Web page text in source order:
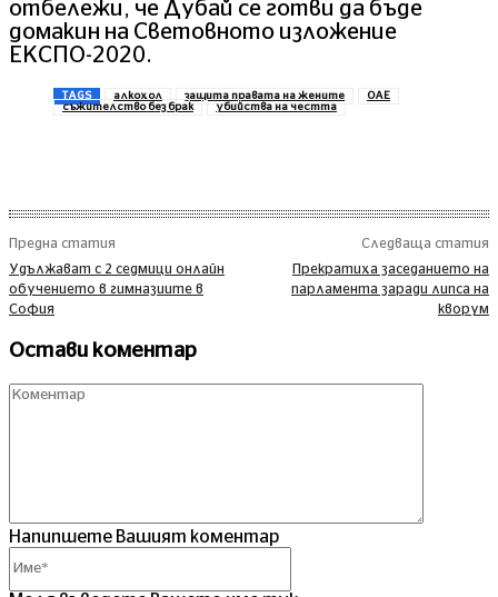
отбележи, че Дубай се готви да бъде
домакин на Световното изложение
ЕКСПО-2020.
TAGS алкохол защита правата на жените
ОАЕ
съжителство без брак
убийства на честта
Предна статия
Удължават с 2 седмици онлайн
обучението в гимназиите в
София
Следваща статия
Прекратиха заседанието на
парламента заради липса на
кворум
Остави коментар
Напипшете Вашият коментар